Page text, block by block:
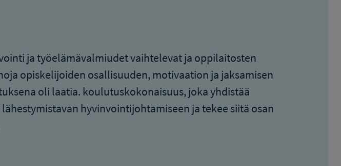
ja työelämävalmiudet vaihtelevat ja oppilaitosten
opiskelijoiden osallisuuden, motivaation ja jaksamisen
oli laatia. koulutuskokonaisuus, joka yhdistää
hyvinvointijohtamiseen ja tekee siitä osan